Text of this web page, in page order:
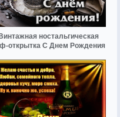
Винтажная ностальгическая
открытка С Днем Рождения